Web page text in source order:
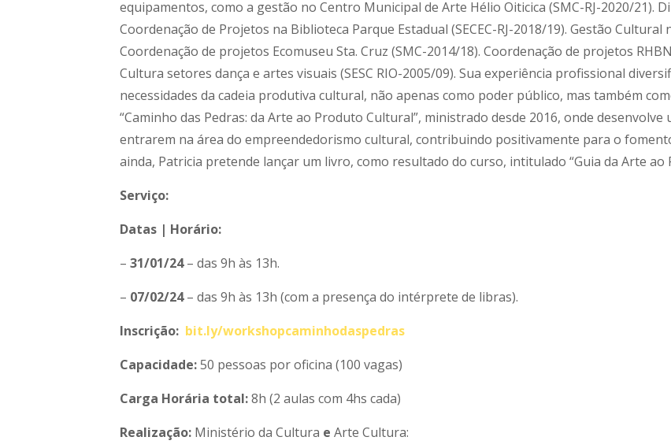
equipamentos, como a gestão no Centro Municipal de Arte Hélio Oiticica (SMC-RJ-2020/21).
Coordenação de Projetos na Biblioteca Parque Estadual (SECEC-RJ-2018/19). Gestão
Coordenação de projetos Ecomuseu Sta. Cruz (SMC-2014/18). Coordenação de projetos
Cultura setores dança e artes visuais (SESC RIO-2005/09). Sua experiência profissional
necessidades da cadeia produtiva cultural, não apenas como poder público, mas também
“Caminho das Pedras: da Arte ao Produto Cultural”, ministrado desde 2016, onde
entrarem na área do empreendedorismo cultural, contribuindo positivamente para o
ainda, Patricia pretende lançar um livro, como resultado do curso, intitulado “Guia da Arte ao
Serviço:
Datas | Horário:
– 31/01/24– das 9h às 13h.
– 07/02/24– das 9h às 13h (com a presença do intérprete de libras).
Inscrição: bit.ly/workshopcaminhodaspedras
Capacidade:50 pessoas por oficina (100 vagas)
Carga Horária total:8h (2 aulas com 4hs cada)
Realização: Ministério da Cultura e Arte Cultura: